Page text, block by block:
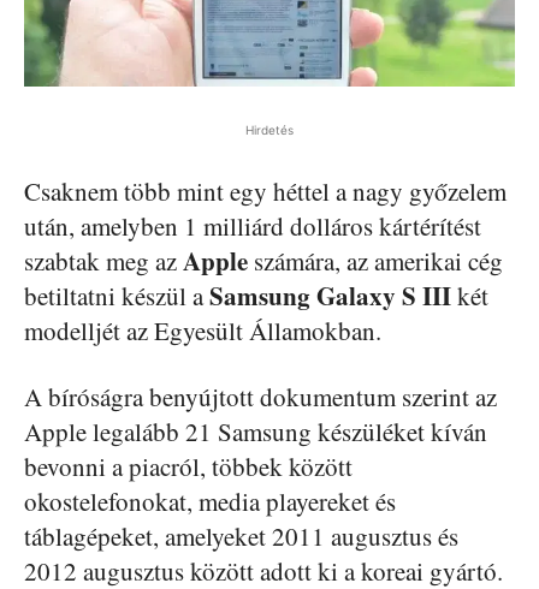
Hirdetés
Csaknem több mint egy héttel a nagy győzelem
után, amelyben 1 milliárd dolláros kártérítést
szabtak meg azApple számára, az amerikai cég
betiltatni készül aSamsung Galaxy S IIIkét
modelljét az Egyesült Államokban.
A bíróságra benyújtott dokumentum szerint az
Apple legalább 21 Samsung készüléket kíván
bevonni a piacról, többek között
okostelefonokat, media playereket és
táblagépeket, amelyeket 2011 augusztus és
2012 augusztus között adott ki a koreai gyártó.